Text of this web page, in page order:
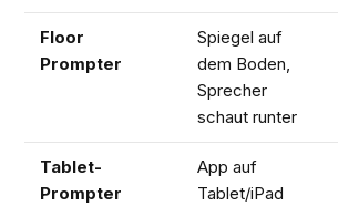
Floor
Prompter
Spiegel auf
dem Boden,
Sprecher
schaut runter
Tablet-
Prompter
App auf
Tablet/iPad